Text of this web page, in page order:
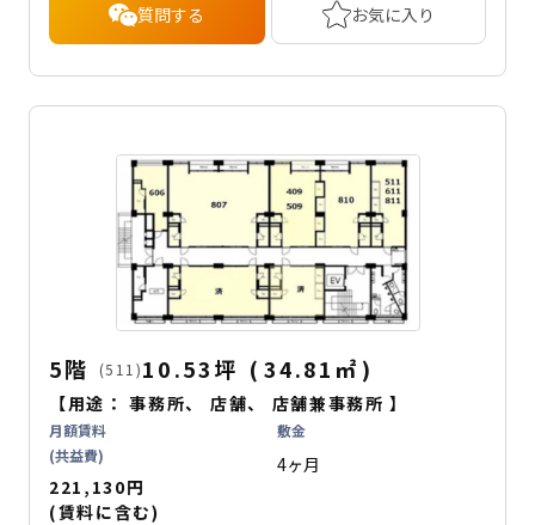
質問する お気に入り
5階 (511)10.53坪 ( 34.81 ㎡ )
【用途：事務所、 店舗、 店舗兼事務所 】
月額賃料
(共益費)
221,130円
(賃料に含む)
敷金
4ヶ月